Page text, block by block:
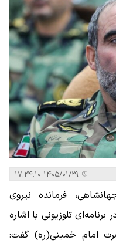
فرمانده نیروی
تلوزیونی با اشاره
امام خمینی(ره) گفت: